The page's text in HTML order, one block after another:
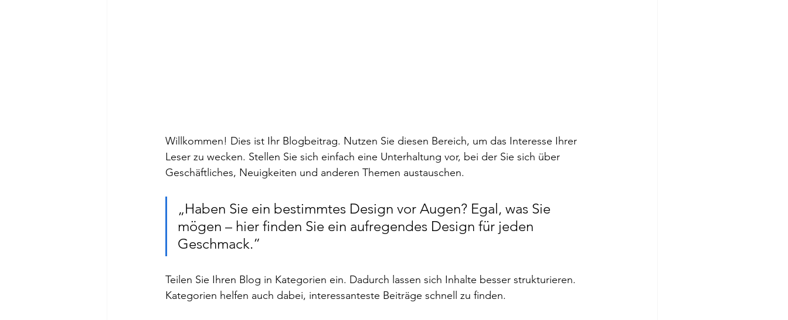
Willkommen! Dies ist Ihr Blogbeitrag. Nutzen Sie diesen Bereich, um das Interesse Ihrer
Leser zu wecken. Stellen Sie sich einfach eine Unterhaltung vor, bei der Sie sich über
Geschäftliches, Neuigkeiten und anderen Themen austauschen.
„Haben Sie ein bestimmtes Design vor Augen? Egal, was Sie
mögen – hier finden Sie ein aufregendes Design für jeden
Geschmack.”
Teilen Sie Ihren Blog in Kategorien ein. Dadurch lassen sich Inhalte besser strukturieren.
Kategorien helfen auch dabei, interessanteste Beiträge schnell zu finden.